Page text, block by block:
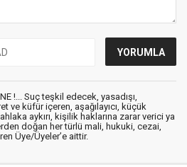
!... Suç teşkil edecek, yasadışı,
ve küfür içeren, aşağılayıcı, küçük
aykırı, kişilik haklarına zarar verici ya
doğan her türlü mali, hukuki, cezai,
Üye/Üyeler’e aittir.